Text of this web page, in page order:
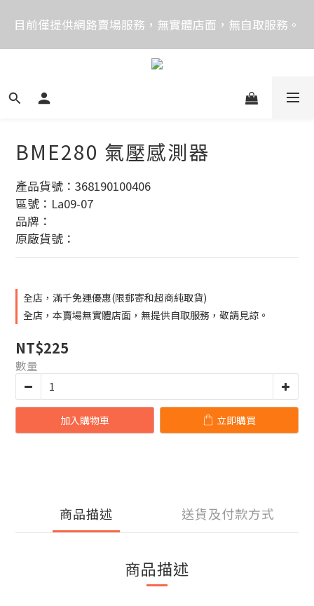
價格均含稅，下單享優惠！歡迎大量採購，由專人提供
專案報價。
目前僅提供網路賣場服務，無實體店面，無自取服務。
目前電話系統異常，暫時無法正常接聽來電，請改播
BME280 氣壓感測器
產品貨號：368190100406
區號：La09-07
品牌：
原廠貨號：
全店，滿千免運優惠(限郵寄和超商純取貨)
全店，本賣場無實體店面，無提供自取服務，敬請見諒。
NT$225
數量
加入購物車 立即購買
商品描述 送貨及付款方式
商品描述